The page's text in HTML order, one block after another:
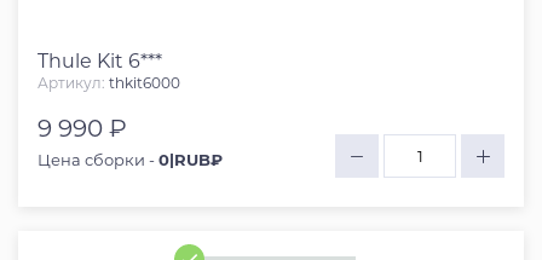
Thule Kit 6***
Артикул: thkit6000
9 990 ₽
Цена сборки -0|RUB₽